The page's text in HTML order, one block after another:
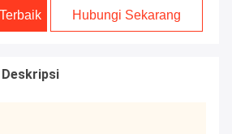
Hubungi Sekarang
Deskripsi